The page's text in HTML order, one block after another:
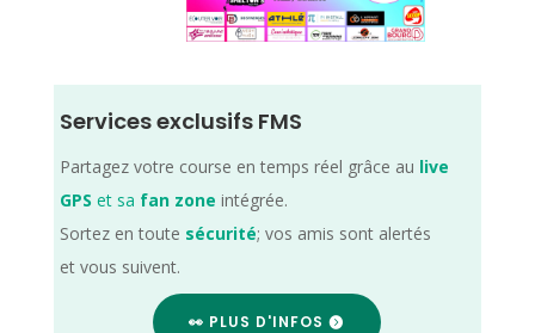
Services exclusifs FMS
Partagez votre course en temps réel grâce au live
GPS et sa fan zone intégrée.
Sortez en toute sécurité; vos amis sont alertés
et vous suivent.
👀 PLUS D'INFOS